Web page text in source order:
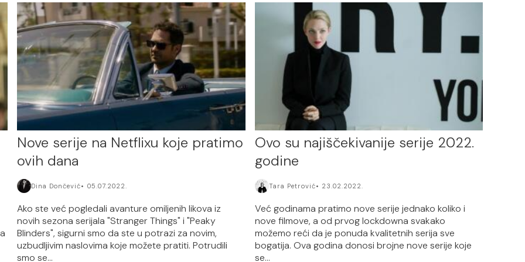
Nove serije na Netflixu koje pratimo
ovih dana
Dina Dončević 05.07.2022.
Ako ste već pogledali avanture omiljenih likova iz
novih sezona serijala "Stranger Things" i "Peaky
Blinders", sigurni smo da ste u potrazi za novim,
uzbudljivim naslovima koje možete pratiti. Potrudili
smo se...
Ovo su najiščekivanije serije 2022.
godine
Tara Petrović 23.02.2022.
Već godinama pratimo nove serije jednako koliko i
nove filmove, a od prvog lockdowna svakako
možemo reći da je ponuda kvalitetnih serija sve
bogatija. Ova godina donosi brojne nove serije koje
se...